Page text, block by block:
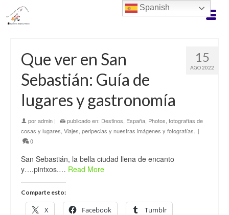
15
AGO 2022
Que ver en San
Sebastián: Guía de
lugares y gastronomía
poradmin | publicado en: Destinos España Photos, fotografías de
cosas y lugares Viajes, peripecias y nuestras imágenes y fotografías.
|
0
San Sebastián, la bella ciudad llena de encanto
y….pintxos.… Read More
Comparte esto:
X Facebook Tumblr
Spanish